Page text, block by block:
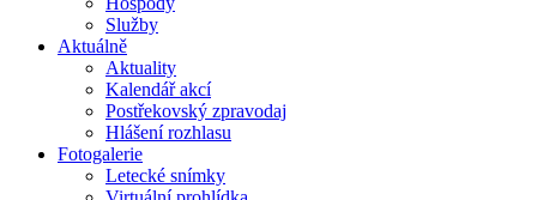
Služby
Aktuálně
Aktuality
Kalendář akcí
Postřekovský zpravodaj
Hlášení rozhlasu
Fotogalerie
Letecké snímky